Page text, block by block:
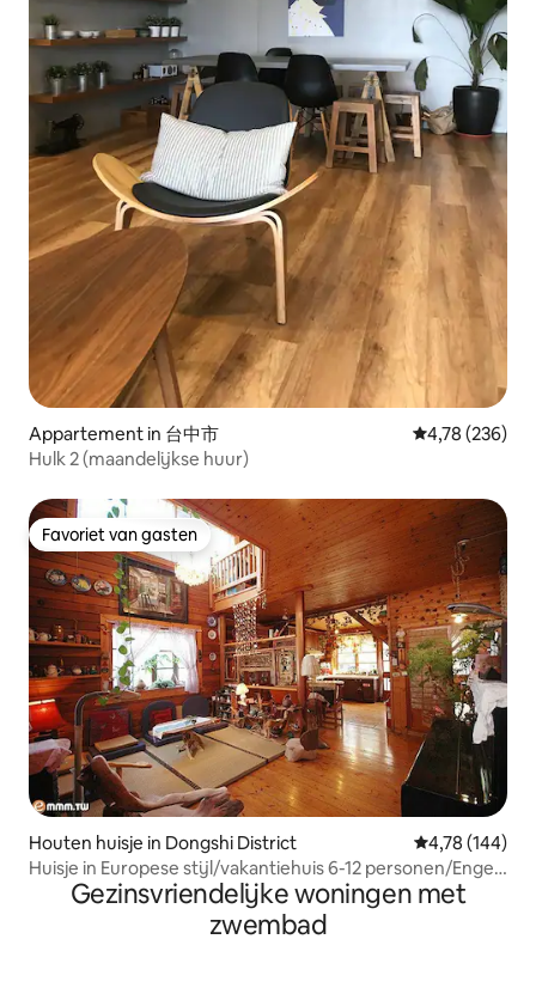
Appartement in 台中市 Gemiddelde
4,78 (236)
Hulk 2 (maandelijkse huur)
Favoriet van gasten
Favoriet van gasten
Houten huisje in Dongshi District Gemiddelde
4,78 (144)
Huisje in Europese stijl/vakantiehuis 6-12 personen/Engels
Gezinsvriendelijke woningen met
zwembad